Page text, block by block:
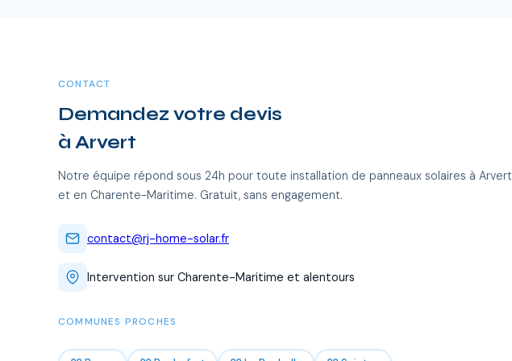
CONTACT
Demandez votre devis
à Arvert
Notre équipe répond sous 24h pour toute installation de panneaux solaires à Arvert
et en Charente-Maritime. Gratuit, sans engagement.
contact@rj-home-solar.fr
Intervention sur Charente-Maritime et alentours
COMMUNES PROCHES